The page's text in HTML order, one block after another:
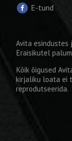
E-tund
Avita esindustes
Eraisikutel
Kõik õigused
kirjaliku loata ei
reprodutseerida.